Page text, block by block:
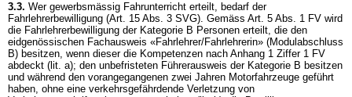
3.3. Wer gewerbsmässig Fahrunterricht erteilt, bedarf der
Fahrlehrerbewilligung (Art. 15 Abs. 3 SVG). Gemäss Art. 5 Abs. 1 FV wird
die Fahrlehrerbewilligung der Kategorie B Personen erteilt, die den
eidgenössischen Fachausweis «Fahrlehrer/Fahrlehrerin» (Modulabschluss
B) besitzen, wenn dieser die Kompetenzen nach Anhang 1 Ziffer 1 FV
abdeckt (lit. a); den unbefristeten Führerausweis der Kategorie B besitzen
und während den vorangegangenen zwei Jahren Motorfahrzeuge geführt
haben, ohne eine verkehrsgefährdende Verletzung von